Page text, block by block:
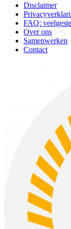
Disclaimer
FAQ:
Over ons
Samenwerken
Contact